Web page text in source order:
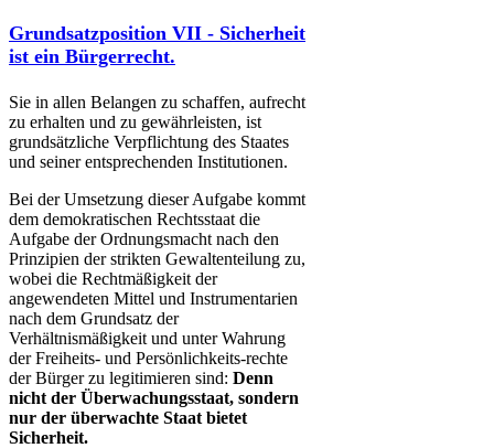
Grundsatzposition VII - Sicherheit
ist ein Bürgerrecht.
Sie in allen Belangen zu schaffen, aufrecht
zu erhalten und zu gewährleisten, ist
grundsätzliche Verpflichtung des Staates
und seiner entsprechenden Institutionen.
Bei der Umsetzung dieser Aufgabe kommt
dem demokratischen Rechtsstaat die
Aufgabe der Ordnungsmacht nach den
Prinzipien der strikten Gewaltenteilung zu,
wobei die Rechtmäßigkeit der
angewendeten Mittel und Instrumentarien
nach dem Grundsatz der
Verhältnismäßigkeit und unter Wahrung
der Freiheits- und Persönlichkeits-rechte
der Bürger zu legitimieren sind: Denn
nicht der Überwachungsstaat, sondern
nur der überwachte Staat bietet
Sicherheit​.